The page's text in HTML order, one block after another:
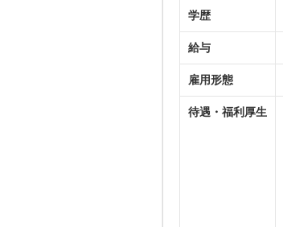
学歴
給与
雇用形態
待遇・福利厚生